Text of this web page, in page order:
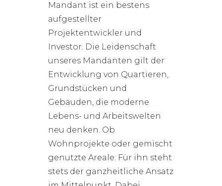
Mandant ist ein bestens
aufgestellter
Projektentwickler und
Investor. Die Leidenschaft
unseres Mandanten gilt der
Entwicklung von Quartieren,
Grundstücken und
Gebäuden, die moderne
Lebens- und Arbeitswelten
neu denken. Ob
Wohnprojekte oder gemischt
genutzte Areale: Für ihn steht
stets der ganzheitliche Ansatz